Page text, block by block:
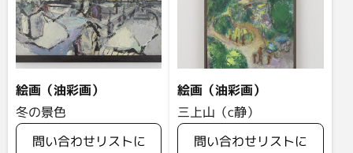
絵画（油彩画）
冬の景色
問い合わせリストに
絵画（油彩画）
三上山（c静）
問い合わせリストに